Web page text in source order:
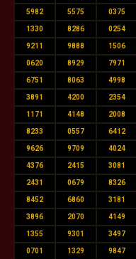
5982 5575 0375
1330 8286 0254
9211 9888 1506
0620 8929 7971
6751 8063 4998
3891 4200 2354
1171 4148 2008
8233 0557 6412
9626 9709 4024
4376 2415 3081
2431 0679 8326
8452 6860 3181
3896 2070 4149
1355 9301 3497
0701 1329 9847